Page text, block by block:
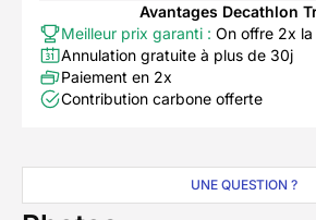
Avantages Decathlon
Meilleur prix garanti : On offre 2x
Annulation gratuite à plus de 30j
Paiement en 2x
Contribution carbone offerte
UNE QUESTION ?